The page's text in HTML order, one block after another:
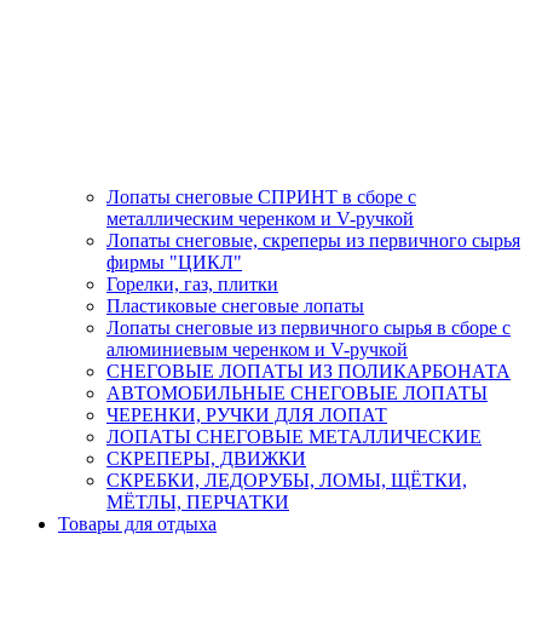
Лопаты снеговые СПРИНТ в сборе с
металлическим черенком и V-ручкой
Лопаты снеговые, скреперы из первичного сырья
фирмы "ЦИКЛ"
Горелки, газ, плитки
Пластиковые снеговые лопаты
Лопаты снеговые из первичного сырья в сборе с
алюминиевым черенком и V-ручкой
СНЕГОВЫЕ ЛОПАТЫ ИЗ ПОЛИКАРБОНАТА
АВТОМОБИЛЬНЫЕ СНЕГОВЫЕ ЛОПАТЫ
ЧЕРЕНКИ, РУЧКИ ДЛЯ ЛОПАТ
ЛОПАТЫ СНЕГОВЫЕ МЕТАЛЛИЧЕСКИЕ
СКРЕПЕРЫ, ДВИЖКИ
СКРЕБКИ, ЛЕДОРУБЫ, ЛОМЫ, ЩЁТКИ,
МЁТЛЫ, ПЕРЧАТКИ
Товары для отдыха